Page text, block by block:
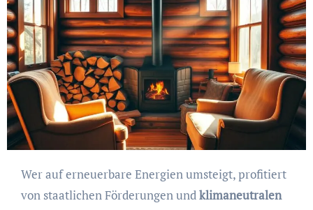
Wer auf erneuerbare Energien umsteigt, profitiert
von staatlichen Förderungen undklimaneutralen